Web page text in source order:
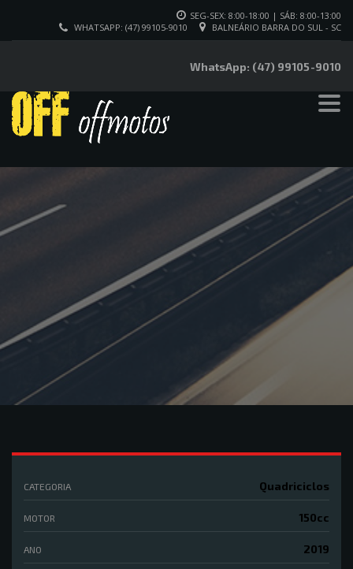
SEG-SEX: 8:00-18:00 | SÁB: 8:00-13:00
BALNEÁRIO BARRA DO SUL - SC
WHATSAPP: (47) 99105-9010
WhatsApp: (47) 99105-9010
CATEGORIA Quadriciclos
MOTOR 150cc
ANO 2019